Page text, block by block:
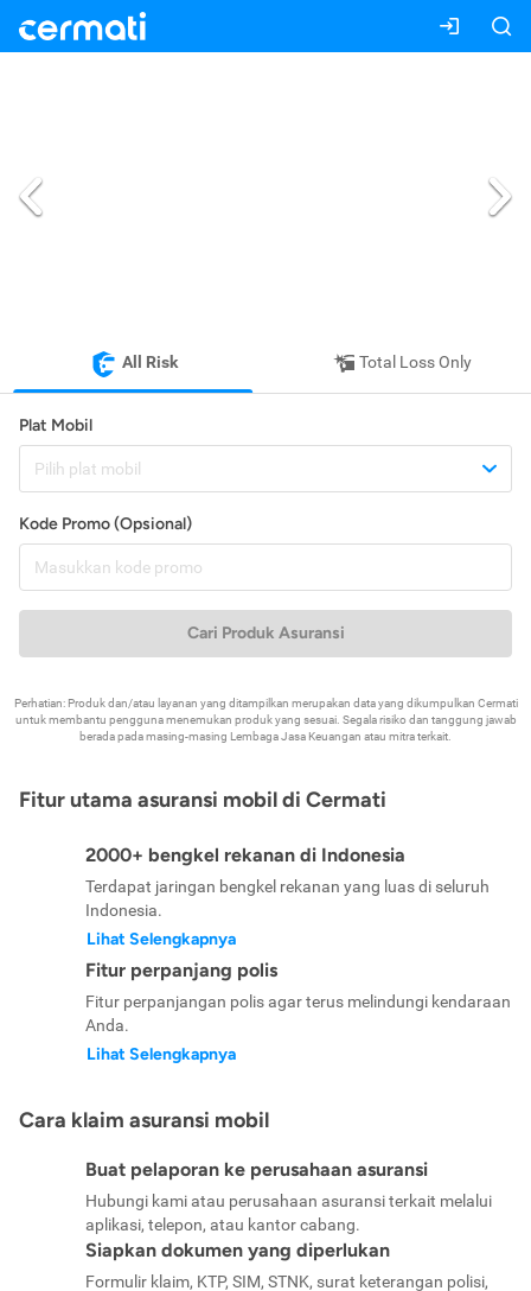
All Risk Total Loss Only
Plat Mobil
Pilih plat mobil
Kode Promo (Opsional)
Cari Produk Asuransi
Perhatian: Produk dan/atau layanan yang ditampilkan merupakan data yang dikumpulkan Cermati
untuk membantu pengguna menemukan produk yang sesuai. Segala risiko dan tanggung jawab
berada pada masing-masing Lembaga Jasa Keuangan atau mitra terkait.
Fitur utama asuransi mobil di Cermati
2000+ bengkel rekanan di Indonesia
Terdapat jaringan bengkel rekanan yang luas di seluruh
Indonesia.
Lihat Selengkapnya
Fitur perpanjang polis
Fitur perpanjangan polis agar terus melindungi kendaraan
Anda.
Lihat Selengkapnya
Cara klaim asuransi mobil
Buat pelaporan ke perusahaan asuransi
Hubungi kami atau perusahaan asuransi terkait melalui
aplikasi, telepon, atau kantor cabang.
Siapkan dokumen yang diperlukan
Formulir klaim, KTP, SIM, STNK, surat keterangan polisi,